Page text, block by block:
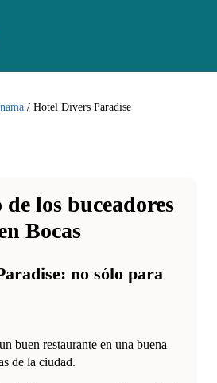
/ Hotel Divers Paradise
los buceadores
Bocas
no sólo para
buen restaurante en una buena
de la ciudad.